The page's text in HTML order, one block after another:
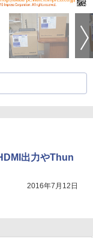
出力やThun
2016年7月12日